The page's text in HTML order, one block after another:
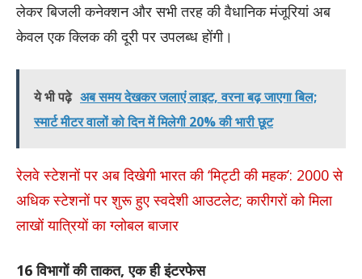
लेकर बिजली कनेक्शन और सभी तरह की वैधानिक मंजूरियां अब
केवल एक क्लिक की दूरी पर उपलब्ध होंगी।
ये भी पढ़े अब समय देखकर जलाएं लाइट, वरना बढ़ जाएगा बिल;
स्मार्ट मीटर वालों को दिन में मिलेगी 20% की भारी छूट
रेलवे स्टेशनों पर अब दिखेगी भारत की ‘मिट्टी की महक’: 2000 से
अधिक स्टेशनों पर शुरू हुए स्वदेशी आउटलेट; कारीगरों को मिला
लाखों यात्रियों का ग्लोबल बाजार
16 विभागों की ताकत, एक ही इंटरफेस